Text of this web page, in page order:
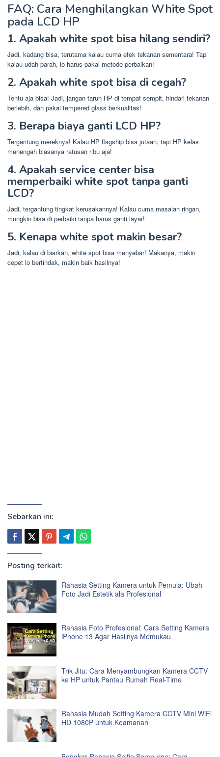
FAQ: Cara Menghilangkan White Spot
pada LCD HP
1. Apakah white spot bisa hilang sendiri?
Jadi, kadang bisa, terutama kalau cuma efek tekanan sementara! Tapi
kalau udah parah, lo harus pakai metode perbaikan!
2. Apakah white spot bisa di cegah?
Tentu aja bisa! Jadi, jangan taruh HP di tempat sempit, hindari tekanan
berlebih, dan pakai tempered glass berkualitas!
3. Berapa biaya ganti LCD HP?
Tergantung mereknya! Kalau HP flagship bisa jutaan, tapi HP kelas
menengah biasanya ratusan ribu aja!
4. Apakah service center bisa
memperbaiki white spot tanpa ganti
LCD?
Jadi, tergantung tingkat kerusakannya! Kalau cuma masalah ringan,
mungkin bisa di perbaiki tanpa harus ganti layar!
5. Kenapa white spot makin besar?
Jadi, kalau di biarkan, white spot bisa menyebar! Makanya, makin
cepet lo bertindak, makin baik hasilnya!
Sebarkan ini:
Posting terkait:
Rahasia Setting Kamera untuk Pemula: Ubah
Foto Jadi Estetik ala Profesional
Rahasia Foto Profesional: Cara Setting Kamera
iPhone 13 Agar Hasilnya Memukau
Trik Jitu: Cara Menyambungkan Kamera CCTV
ke HP untuk Pantau Rumah Real-Time
Rahasia Mudah Setting Kamera CCTV Mini WiFi
HD 1080P untuk Keamanan